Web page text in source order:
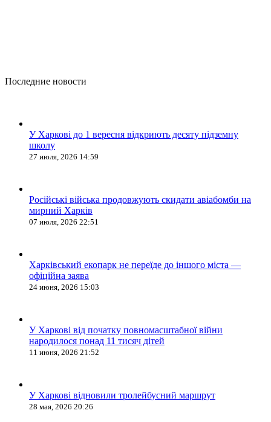
Последние новости
У Харкові до 1 вересня відкриють десяту підземну
школу
27 июля, 2026 14:59
Російські війська продовжують скидати авіабомби на
мирний Харків
07 июля, 2026 22:51
Харківський екопарк не переїде до іншого міста —
офіційна заява
24 июня, 2026 15:03
У Харкові від початку повномасштабної війни
народилося понад 11 тисяч дітей
11 июня, 2026 21:52
У Харкові відновили тролейбусний маршрут
28 мая, 2026 20:26